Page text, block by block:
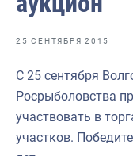
Отраслевые СМИ
Выставки и
Научно-
Рыбоохрана
Отрасль в цифрах
25 СЕНТЯБРЯ 2015
С 25 сентября
Росрыболовства
участвовать в
участков.